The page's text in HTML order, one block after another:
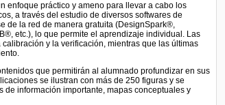
enfoque práctico y ameno para llevar a cabo los
a través del estudio de diversos softwares de
de la red de manera gratuita (DesignSpark®,
etc.), lo que permite el aprendizaje individual. Las
y la verificación, mientras que las últimas
que permitirán al alumnado profundizar en sus
se ilustran con más de 250 figuras y se
información importante, mapas conceptuales y